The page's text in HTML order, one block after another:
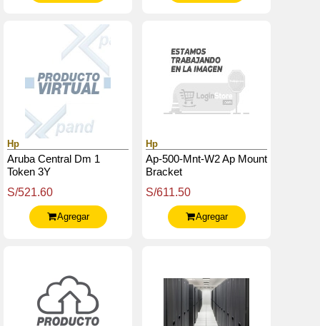
Hp
Aruba Central Dm 1
Token 3Y
S/521.60
Agregar
Hp
Ap-500-Mnt-W2 Ap Mount
Bracket
S/611.50
Agregar